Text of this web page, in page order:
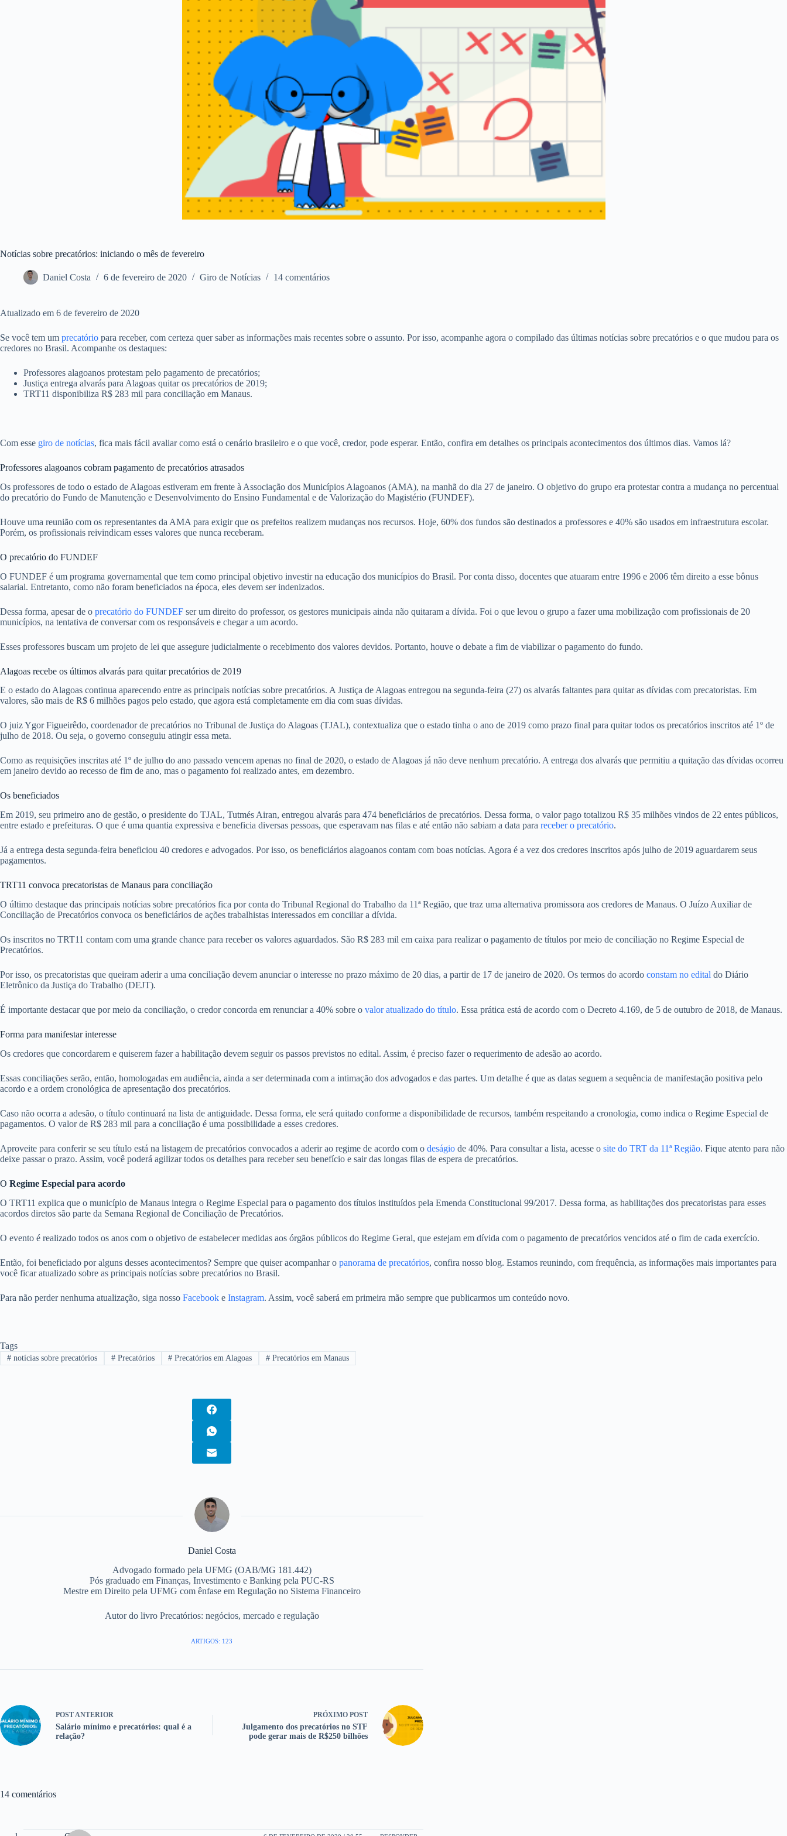
Notícias sobre precatórios: iniciando o mês de fevereiro
Daniel Costa 6 de fevereiro de 2020 Giro de Notícias 14 comentários
Atualizado em 6 de fevereiro de 2020
Se você tem um precatório para receber, com certeza quer saber as informações mais recentes sobre o assunto. Por isso, acompanhe agora o compilado das últimas notícias sobre precatórios e o que mudou para os
credores no Brasil. Acompanhe os destaques:
Professores alagoanos protestam pelo pagamento de precatórios;
Justiça entrega alvarás para Alagoas quitar os precatórios de 2019;
TRT11 disponibiliza R$ 283 mil para conciliação em Manaus.
Com esse giro de notícias, fica mais fácil avaliar como está o cenário brasileiro e o que você, credor, pode esperar. Então, confira em detalhes os principais acontecimentos dos últimos dias. Vamos lá?
Professores alagoanos cobram pagamento de precatórios atrasados
Os professores de todo o estado de Alagoas estiveram em frente à Associação dos Municípios Alagoanos (AMA), na manhã do dia 27 de janeiro. O objetivo do grupo era protestar contra a mudança no percentual
do precatório do Fundo de Manutenção e Desenvolvimento do Ensino Fundamental e de Valorização do Magistério (FUNDEF).
Houve uma reunião com os representantes da AMA para exigir que os prefeitos realizem mudanças nos recursos. Hoje, 60% dos fundos são destinados a professores e 40% são usados em infraestrutura escolar.
Porém, os profissionais reivindicam esses valores que nunca receberam.
O precatório do FUNDEF
O FUNDEF é um programa governamental que tem como principal objetivo investir na educação dos municípios do Brasil. Por conta disso, docentes que atuaram entre 1996 e 2006 têm direito a esse bônus
salarial. Entretanto, como não foram beneficiados na época, eles devem ser indenizados.
Dessa forma, apesar de o precatório do FUNDEF ser um direito do professor, os gestores municipais ainda não quitaram a dívida. Foi o que levou o grupo a fazer uma mobilização com profissionais de 20
municípios, na tentativa de conversar com os responsáveis e chegar a um acordo.
Esses professores buscam um projeto de lei que assegure judicialmente o recebimento dos valores devidos. Portanto, houve o debate a fim de viabilizar o pagamento do fundo.
Alagoas recebe os últimos alvarás para quitar precatórios de 2019
E o estado do Alagoas continua aparecendo entre as principais notícias sobre precatórios. A Justiça de Alagoas entregou na segunda-feira (27) os alvarás faltantes para quitar as dívidas com precatoristas. Em
valores, são mais de R$ 6 milhões pagos pelo estado, que agora está completamente em dia com suas dívidas.
O juiz Ygor Figueirêdo, coordenador de precatórios no Tribunal de Justiça do Alagoas (TJAL), contextualiza que o estado tinha o ano de 2019 como prazo final para quitar todos os precatórios inscritos até 1º de
julho de 2018. Ou seja, o governo conseguiu atingir essa meta.
Como as requisições inscritas até 1º de julho do ano passado vencem apenas no final de 2020, o estado de Alagoas já não deve nenhum precatório. A entrega dos alvarás que permitiu a quitação das dívidas ocorreu
em janeiro devido ao recesso de fim de ano, mas o pagamento foi realizado antes, em dezembro.
Os beneficiados
Em 2019, seu primeiro ano de gestão, o presidente do TJAL, Tutmés Airan, entregou alvarás para 474 beneficiários de precatórios. Dessa forma, o valor pago totalizou R$ 35 milhões vindos de 22 entes públicos,
entre estado e prefeituras. O que é uma quantia expressiva e beneficia diversas pessoas, que esperavam nas filas e até então não sabiam a data para receber o precatório.
Já a entrega desta segunda-feira beneficiou 40 credores e advogados. Por isso, os beneficiários alagoanos contam com boas notícias. Agora é a vez dos credores inscritos após julho de 2019 aguardarem seus
pagamentos.
TRT11 convoca precatoristas de Manaus para conciliação
O último destaque das principais notícias sobre precatórios fica por conta do Tribunal Regional do Trabalho da 11ª Região, que traz uma alternativa promissora aos credores de Manaus. O Juízo Auxiliar de
Conciliação de Precatórios convoca os beneficiários de ações trabalhistas interessados em conciliar a dívida.
Os inscritos no TRT11 contam com uma grande chance para receber os valores aguardados. São R$ 283 mil em caixa para realizar o pagamento de títulos por meio de conciliação no Regime Especial de
Precatórios.
Por isso, os precatoristas que queiram aderir a uma conciliação devem anunciar o interesse no prazo máximo de 20 dias, a partir de 17 de janeiro de 2020. Os termos do acordo constam no edital do Diário
Eletrônico da Justiça do Trabalho (DEJT).
É importante destacar que por meio da conciliação, o credor concorda em renunciar a 40% sobre o valor atualizado do título. Essa prática está de acordo com o Decreto 4.169, de 5 de outubro de 2018, de Manaus.
Forma para manifestar interesse
Os credores que concordarem e quiserem fazer a habilitação devem seguir os passos previstos no edital. Assim, é preciso fazer o requerimento de adesão ao acordo.
Essas conciliações serão, então, homologadas em audiência, ainda a ser determinada com a intimação dos advogados e das partes. Um detalhe é que as datas seguem a sequência de manifestação positiva pelo
acordo e a ordem cronológica de apresentação dos precatórios.
Caso não ocorra a adesão, o título continuará na lista de antiguidade. Dessa forma, ele será quitado conforme a disponibilidade de recursos, também respeitando a cronologia, como indica o Regime Especial de
pagamentos. O valor de R$ 283 mil para a conciliação é uma possibilidade a esses credores.
Aproveite para conferir se seu título está na listagem de precatórios convocados a aderir ao regime de acordo com o deságio de 40%. Para consultar a lista, acesse o site do TRT da 11ª Região. Fique atento para não
deixe passar o prazo. Assim, você poderá agilizar todos os detalhes para receber seu benefício e sair das longas filas de espera de precatórios.
O Regime Especial para acordo
O TRT11 explica que o município de Manaus integra o Regime Especial para o pagamento dos títulos instituídos pela Emenda Constitucional 99/2017. Dessa forma, as habilitações dos precatoristas para esses
acordos diretos são parte da Semana Regional de Conciliação de Precatórios.
O evento é realizado todos os anos com o objetivo de estabelecer medidas aos órgãos públicos do Regime Geral, que estejam em dívida com o pagamento de precatórios vencidos até o fim de cada exercício.
Então, foi beneficiado por alguns desses acontecimentos? Sempre que quiser acompanhar o panorama de precatórios, confira nosso blog. Estamos reunindo, com frequência, as informações mais importantes para
você ficar atualizado sobre as principais notícias sobre precatórios no Brasil.
Para não perder nenhuma atualização, siga nosso Facebook e Instagram. Assim, você saberá em primeira mão sempre que publicarmos um conteúdo novo.
Tags
#notícias sobre precatórios #Precatórios # Precatórios em Alagoas # Precatórios em Manaus
Daniel Costa
Advogado formado pela UFMG (OAB/MG 181.442)
Pós graduado em Finanças, Investimento e Banking pela PUC-RS
Mestre em Direito pela UFMG com ênfase em Regulação no Sistema Financeiro
Autor do livro Precatórios: negócios, mercado e regulação
ARTIGOS: 123
POSTANTERIOR
Salário mínimo e precatórios: qual é a
relação?
PRÓXIMO POST
Julgamento dos precatórios no STF
pode gerar mais de R$250 bilhões
14 comentários